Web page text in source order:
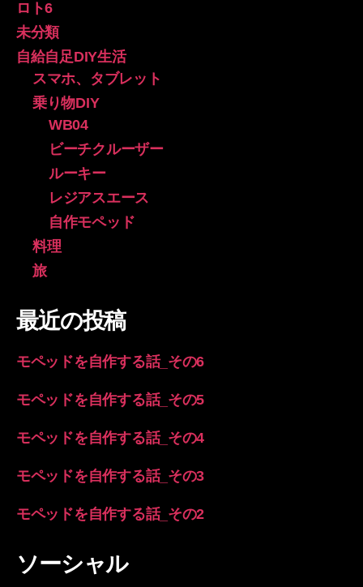
ロト6
未分類
自給自足DIY生活
スマホ、タブレット
乗り物DIY
WB04
ビーチクルーザー
ルーキー
レジアスエース
自作モペッド
料理
旅
最近の投稿
モペッドを自作する話_その6
モペッドを自作する話_その5
モペッドを自作する話_その4
モペッドを自作する話_その3
モペッドを自作する話_その2
ソーシャル